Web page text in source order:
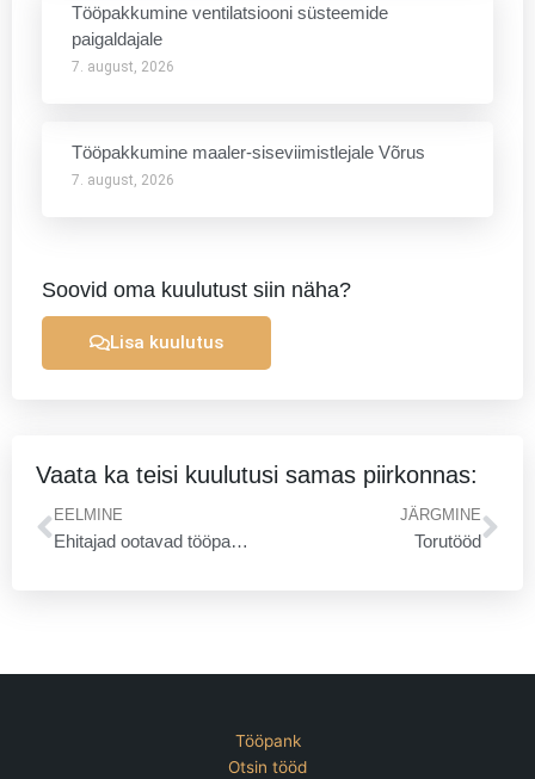
Tööpakkumine ventilatsiooni süsteemide
paigaldajale
7. august, 2026
Tööpakkumine maaler-siseviimistlejale Võrus
7. august, 2026
Soovid oma kuulutust siin näha?
Lisa kuulutus
Vaata ka teisi kuulutusi samas piirkonnas:
Prev
EELMINE
Ehitajad ootavad tööpakkumisi
JÄRGMINE
Torutööd
Tööpank
Otsin tööd